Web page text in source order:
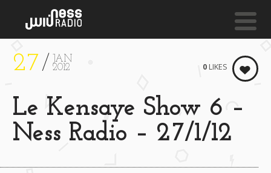
Joy Jones-Godchild
(Incl. Daz
NESS LIVE !
27
JAN
2012
Le Kensaye Show 6 –
Ness Radio – 27/1/12
0 LIKES